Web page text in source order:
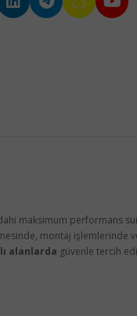
maksimum performans
montaj işlemlerinde
alanlarda güvenle tercih